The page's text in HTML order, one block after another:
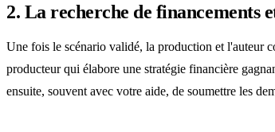
2. La recherche de financements
Une fois le scénario validé, la production et l'auteur
producteur qui élabore une stratégie financière
ensuite, souvent avec votre aide, de soumettre les